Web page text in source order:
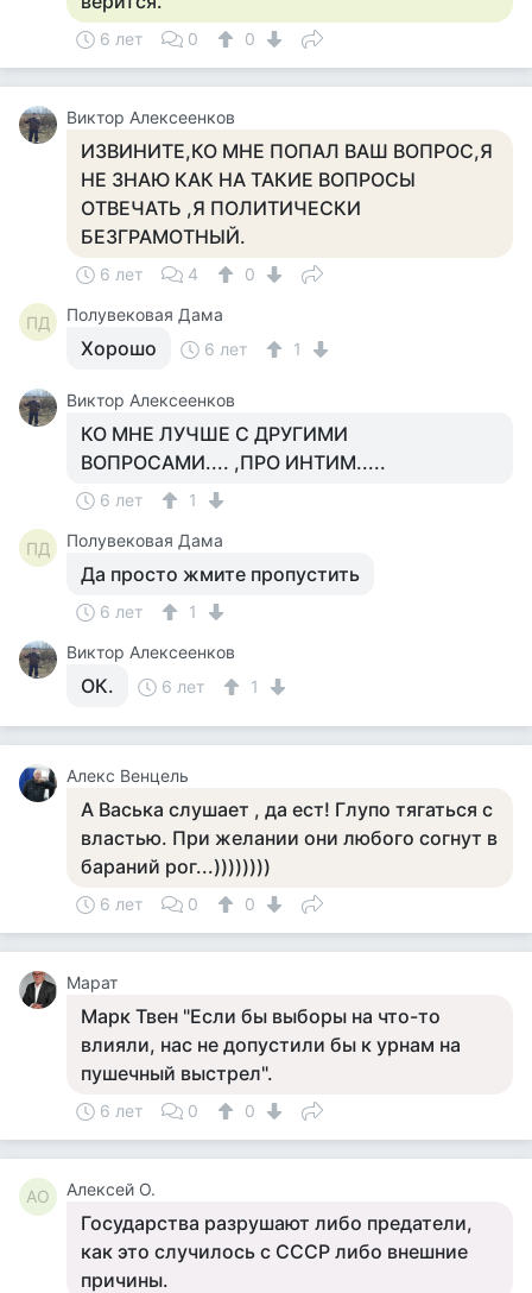
6 лет 0 0
Виктор Алексеенков
ИЗВИНИТЕ,КО МНЕ ПОПАЛ ВАШ ВОПРОС,Я
НЕ ЗНАЮ КАК НА ТАКИЕ ВОПРОСЫ
ОТВЕЧАТЬ ,Я ПОЛИТИЧЕСКИ
БЕЗГРАМОТНЫЙ.
6 лет 4 0
ПД Полувековая Дама
Хорошо 6 лет 1
Виктор Алексеенков
КО МНЕ ЛУЧШЕ С ДРУГИМИ
ВОПРОСАМИ.... ,ПРО ИНТИМ.....
6 лет 1
ПД Полувековая Дама
Да просто жмите пропустить
6 лет
1
Виктор Алексеенков
ОК. 6 лет 1
Алекс Венцель
А Васька слушает , да ест! Глупо тягаться с
властью. При желании они любого согнут в
бараний рог...))))))))
6 лет 0 0
Марат
Марк Твен "Если бы выборы на что-то
влияли, нас не допустили бы к урнам на
пушечный выстрел".
6 лет 0 0
АО Алексей О.
Государства разрушают либо предатели,
как это случилось с СССР либо внешние
причины.